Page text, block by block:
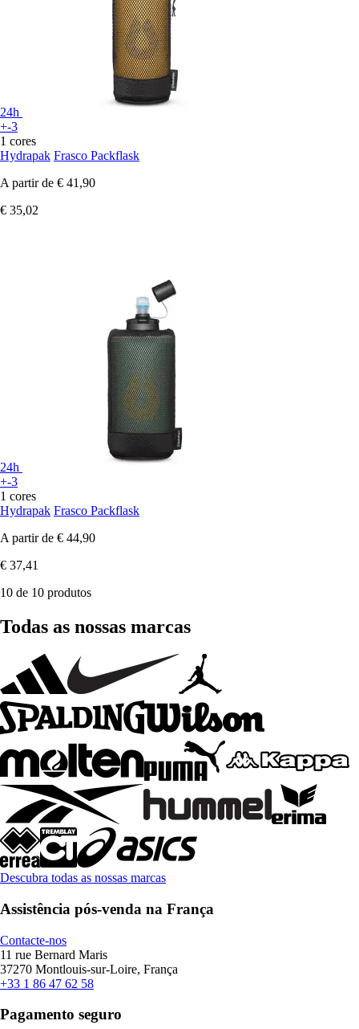
24h
+-3
1 cores
Hydrapak Frasco Packflask
A partir de € 41,90
€ 35,02
24h
+-3
1 cores
Hydrapak Frasco Packflask
A partir de € 44,90
€ 37,41
10 de 10 produtos
Todas as nossas marcas
Descubra todas as nossas marcas
Assistência pós-venda na França
Contacte-nos
11 rue Bernard Maris
37270 Montlouis-sur-Loire, França
+33 1 86 47 62 58
Pagamento seguro